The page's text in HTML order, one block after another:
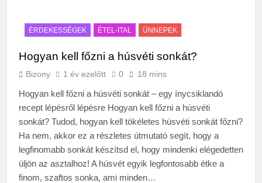
ÉRDEKESSÉGEK ÉTEL-ITAL ÜNNEPEK
Hogyan kell főzni a húsvéti sonkát?
Bizony 1 év ezelőtt 0 18 mins
Hogyan kell főzni a húsvéti sonkát – egy ínycsiklandó
recept lépésről lépésre Hogyan kell főzni a húsvéti
sonkát? Tudod, hogyan kell tökéletes húsvéti sonkát főzni?
Ha nem, akkor ez a részletes útmutató segít, hogy a
legfinomabb sonkát készítsd el, hogy mindenki elégedetten
üljön az asztalhoz! A húsvét egyik legfontosabb étke a
finom, szaftos sonka, ami minden…